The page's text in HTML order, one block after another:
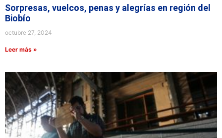
Sorpresas, vuelcos, penas y alegrías en región del
Biobío
octubre 27, 2024
Leer más »